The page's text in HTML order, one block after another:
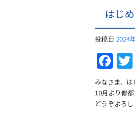
はじ
投稿日 2024
みなさま、は
10月より修
どうぞよろし